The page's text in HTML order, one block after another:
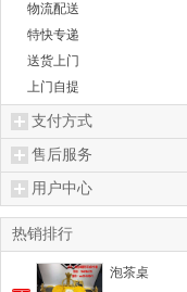
物流配送
特快专递
送货上门
上门自提
支付方式
售后服务
用户中心
热销排行
泡茶桌